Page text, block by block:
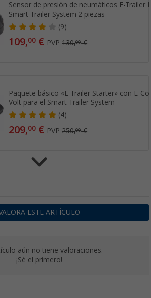
Sensor de presión de neumáticos E-Trailer
Smart Trailer System 2 piezas
(9)
109,00 € PVP130,00€
Paquete básico «E-Trailer Starter» con E-
Volt para el Smart Trailer System
(4)
209,00 € PVP250,00€
(3)
281, 00 €
ESTE ARTÍCULO
aún no tiene valoraciones.
¡Sé el primero!